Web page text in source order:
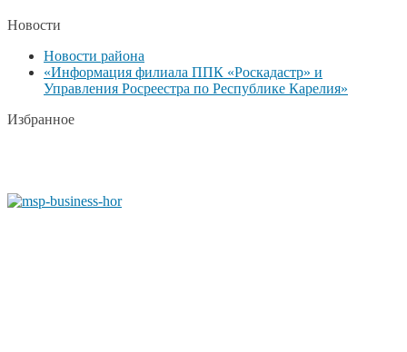
Новости
Новости района
«Информация филиала ППК «Роскадастр» и
Управления Росреестра по Республике Карелия»
Избранное